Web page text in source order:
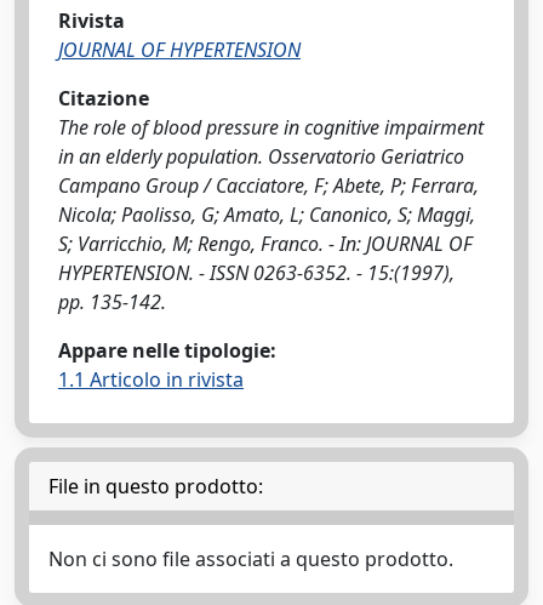
Rivista
JOURNAL OF HYPERTENSION
Citazione
The role of blood pressure in cognitive impairment
in an elderly population. Osservatorio Geriatrico
Campano Group / Cacciatore, F; Abete, P; Ferrara,
Nicola; Paolisso, G; Amato, L; Canonico, S; Maggi,
S; Varricchio, M; Rengo, Franco. - In: JOURNAL OF
HYPERTENSION. - ISSN 0263-6352. - 15:(1997),
pp. 135-142.
Appare nelle tipologie:
1.1 Articolo in rivista
File in questo prodotto:
Non ci sono file associati a questo prodotto.